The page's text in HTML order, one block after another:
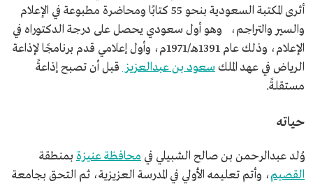
الماجستير في تخصص الإعلام من جامعة كانساس.
الدكتوراه من جامعة ولاية أوهايو.
الإنجازات
ساهم في تأسيس الإذاعة والتلفزيون في مدينة الرياض.
أول سعودي يحصل على درجة الدكتوراه في الإعلام
أثرى المكتبة السعودية بنحو 55 كتابًا ومحاضرة مطبوعة في الإعلام
والسير والتراجم، وهو أول سعودي يحصل على درجة الدكتوراه في
الإعلام، وذلك عام 1391هـ/1971م، وأول إعلامي قدم برنامجًا لإذاعة
الرياض في عهد الملك سعود بن عبدالعزيز قبل أن تصبح إذاعةً
مستقلةً.
حياته
وُلد عبدالرحمن بن صالح الشبيلي في محافظة عنيزة بمنطقة
القصيم، وأتم تعليمه الأولي في المدرسة العزيزية، ثم التحق بجامعة